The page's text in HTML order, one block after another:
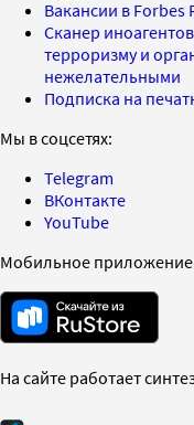
Вакансии в Forbes
Сканер
терроризму и
нежелательными
Подписка на
Мы в соцсетях:
Telegram
ВКонтакте
YouTube
Мобильное приложение
На сайте работает